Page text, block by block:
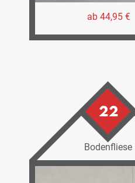
ab 44,95 €
22
Bodenfliese